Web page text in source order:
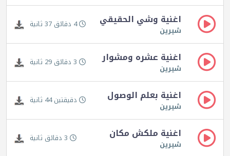
اغنية وشي الحقيقي
شيرين 4 دقائق 37 ثانية
اغنية عشره ومشوار
شيرين 3 دقائق 29 ثانية
اغنية بعلم الوصول
شيرين دقيقتين 44 ثانية
اغنية ملكش مكان
شيرين 3 دقائق ثانية